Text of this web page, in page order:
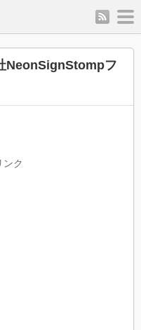
rss
NeonSignStompフ
ンク